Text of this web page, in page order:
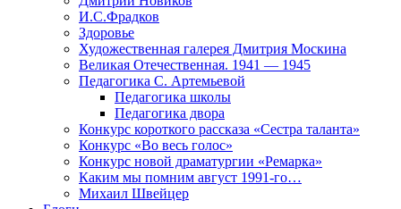
И.С.Фрадков
Здоровье
Художественная галерея Дмитрия Москина
Великая Отечественная. 1941 — 1945
Педагогика С. Артемьевой
Педагогика школы
Педагогика двора
Конкурс короткого рассказа «Сестра таланта»
Конкурс «Во весь голос»
Конкурс новой драматургии «Ремарка»
Каким мы помним август 1991-го…
Михаил Швейцер